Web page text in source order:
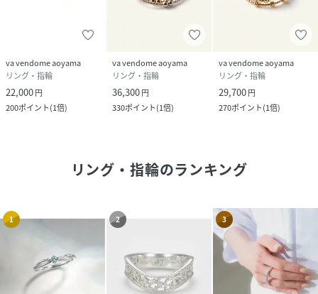
va vendome aoyama
リング・指輪
22,000円
200ポイント(1倍)
va vendome aoyama
リング・指輪
36,300円
330ポイント(1倍)
va vendome aoyama
リング・指輪
29,700円
270ポイント(1倍)
リング・指輪のランキング
1 2 3